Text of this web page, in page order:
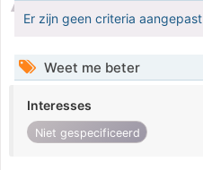
Er zijn geen criteria aangepast
Weet me beter
Interesses
Niet gespecificeerd